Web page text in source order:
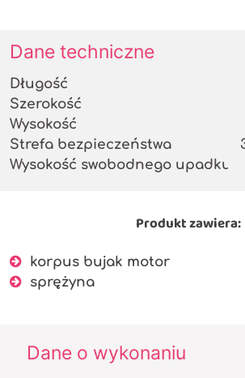
Dane techniczne
Długość
Szerokość
Wysokość
Strefa bezpieczeństwa
Wysokość swobodnego upadku
Produkt zawiera:
korpus bujak motor
sprężyna
Dane o wykonaniu